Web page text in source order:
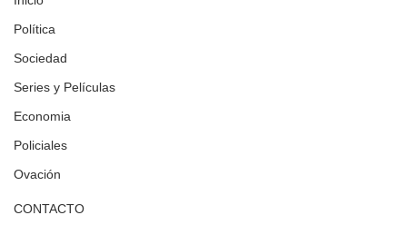
Política
Sociedad
Series y Películas
Economia
Policiales
Ovación
CONTACTO